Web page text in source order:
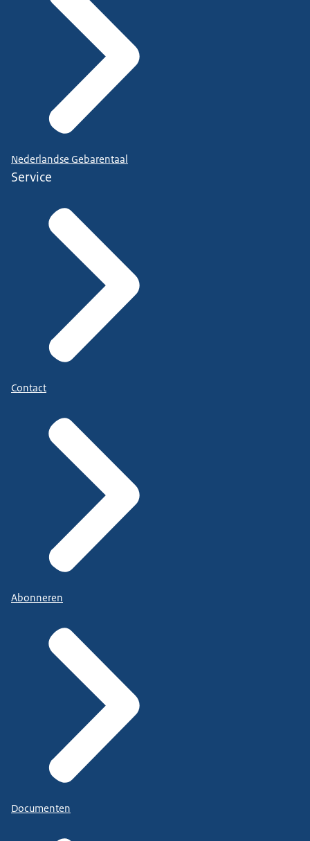
Nederlandse Gebarentaal
Service
Contact
Abonneren
Documenten